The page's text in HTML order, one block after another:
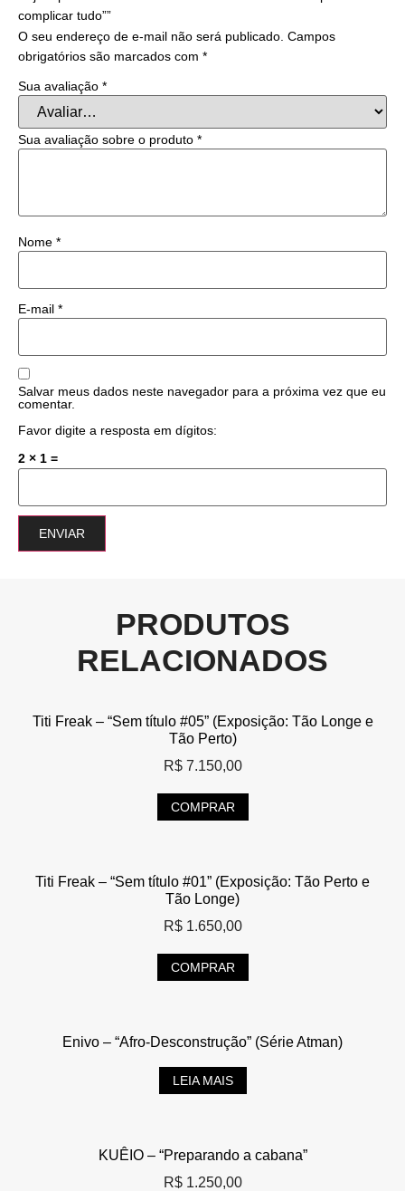
complicar tudo””
O seu endereço de e-mail não será publicado. Campos
obrigatórios são marcados com *
Sua avaliação *
Sua avaliação sobre o produto *
Nome *
E-mail *
Salvar meus dados neste navegador para a próxima vez que eu
comentar.
Favor digite a resposta em dígitos:
2 × 1 =
PRODUTOS
RELACIONADOS
Titi Freak – “Sem título #05” (Exposição: Tão Longe e
Tão Perto)
R$7.150,00
COMPRAR
Titi Freak – “Sem título #01” (Exposição: Tão Perto e
Tão Longe)
R$1.650,00
COMPRAR
Enivo – “Afro-Desconstrução” (Série Atman)
LEIA MAIS
KUÊIO – “Preparando a cabana”
R$1.250,00